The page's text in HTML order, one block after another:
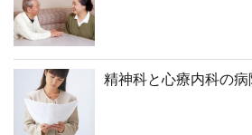
精神科と心療内科の病